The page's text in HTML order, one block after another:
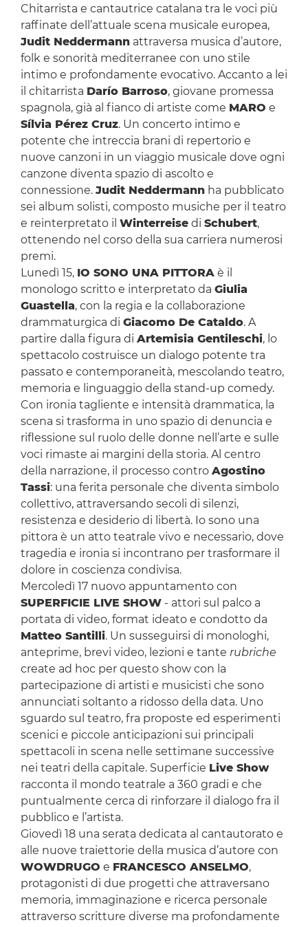
Chitarrista e cantautrice catalana tra le voci più
raffinate dell’attuale scena musicale europea,
Judit Neddermannattraversa musica d’autore,
folk e sonorità mediterranee con uno stile
intimo e profondamente evocativo. Accanto a lei
il chitarrista Darío Barroso, giovane promessa
spagnola, già al fianco di artiste come MARO e
Sílvia Pérez Cruz. Un concerto intimo e
potente che intreccia brani di repertorio e
nuove canzoni in un viaggio musicale dove ogni
canzone diventa spazio di ascolto e
connessione. Judit Neddermannha pubblicato
sei album solisti, composto musiche per il teatro
e reinterpretato il Winterreisedi Schubert,
ottenendo nel corso della sua carriera numerosi
premi.
Lunedì 15, IO SONO UNA PITTORAè il
monologo scritto e interpretato da Giulia
Guastella, con la regia e la collaborazione
drammaturgica di Giacomo De Cataldo. A
partire dalla figura di Artemisia Gentileschi, lo
spettacolo costruisce un dialogo potente tra
passato e contemporaneità, mescolando teatro,
memoria e linguaggio della stand-up comedy.
Con ironia tagliente e intensità drammatica, la
scena si trasforma in uno spazio di denuncia e
riflessione sul ruolo delle donne nell’arte e sulle
voci rimaste ai margini della storia. Al centro
della narrazione, il processo contro Agostino
Tassi: una ferita personale che diventa simbolo
collettivo, attraversando secoli di silenzi,
resistenza e desiderio di libertà. Io sono una
pittora è un atto teatrale vivo e necessario, dove
tragedia e ironia si incontrano per trasformare il
dolore in coscienza condivisa.
Mercoledì 17 nuovo appuntamento con
SUPERFICIE LIVE SHOW- attori sul palco a
portata di video, format ideato e condotto da
Matteo Santilli. Un susseguirsi di monologhi,
anteprime, brevi video, lezioni e tante rubriche
create ad hoc per questo show con la
partecipazione di artisti e musicisti che sono
annunciati soltanto a ridosso della data. Uno
sguardo sul teatro, fra proposte ed esperimenti
scenici e piccole anticipazioni sui principali
spettacoli in scena nelle settimane successive
nei teatri della capitale. Superficie Live Show
racconta il mondo teatrale a 360 gradi e che
puntualmente cerca di rinforzare il dialogo fra il
pubblico e l’artista.
Giovedì 18 una serata dedicata al cantautorato e
alle nuove traiettorie della musica d’autore con
WOWDRUGO e FRANCESCO ANSELMO,
protagonisti di due progetti che attraversano
memoria, immaginazione e ricerca personale
attraverso scritture diverse ma profondamente